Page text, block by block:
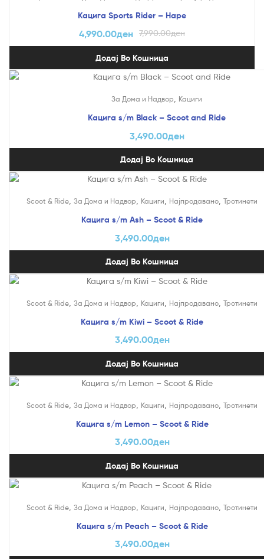
Кацига Sports Rider – Hape
7,990.00ден
4,990.00ден
Додај Во Кошница
За Дома и Надвор Кациги
Кацига s/m Black – Scoot and Ride
3,490.00ден
Додај Во Кошница
Scoot & Ride За Дома и Надвор Кациги Најпродавано Тротинети
Кацига s/m Ash – Scoot & Ride
3,490.00ден
Додај Во Кошница
Scoot & Ride За Дома и Надвор Кациги Најпродавано Тротинети
Кацига s/m Kiwi – Scoot & Ride
3,490.00ден
Додај Во Кошница
Scoot & Ride За Дома и Надвор Кациги Најпродавано Тротинети
Кацига s/m Lemon – Scoot & Ride
3,490.00ден
Додај Во Кошница
Scoot & Ride За Дома и Надвор Кациги Најпродавано Тротинети
Кацига s/m Peach – Scoot & Ride
3,490.00ден